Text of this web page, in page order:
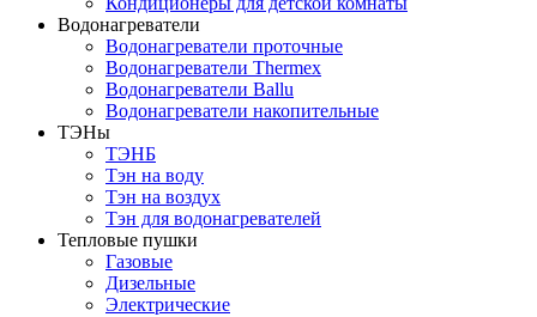
Водонагреватели
Водонагреватели проточные
Водонагреватели Thermex
Водонагреватели Ballu
Водонагреватели накопительные
ТЭНы
ТЭНБ
Тэн на воду
Тэн на воздух
Тэн для водонагревателей
Тепловые пушки
Газовые
Дизельные
Электрические